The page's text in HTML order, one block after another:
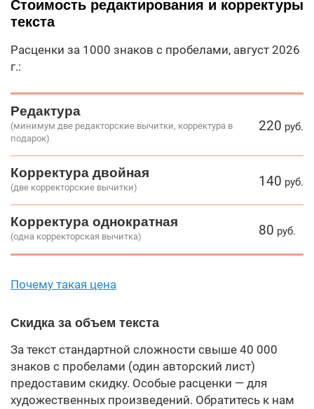
Стоимость редактирования и корректуры
текста
Расценки за 1000 знаков с пробелами, август 2026
г.:
Редактура
(минимум две редакторские вычитки, корректура в
подарок)
220 руб.
Корректура двойная
(две корректорские вычитки) 140 руб.
Корректура однократная
(одна корректорская вычитка) 80 руб.
Почему такая цена
Скидка за объем текста
За текст стандартной сложности свыше 40 000
знаков с пробелами (один авторский лист)
предоставим скидку. Особые расценки — для
художественных произведений. Обратитесь к нам